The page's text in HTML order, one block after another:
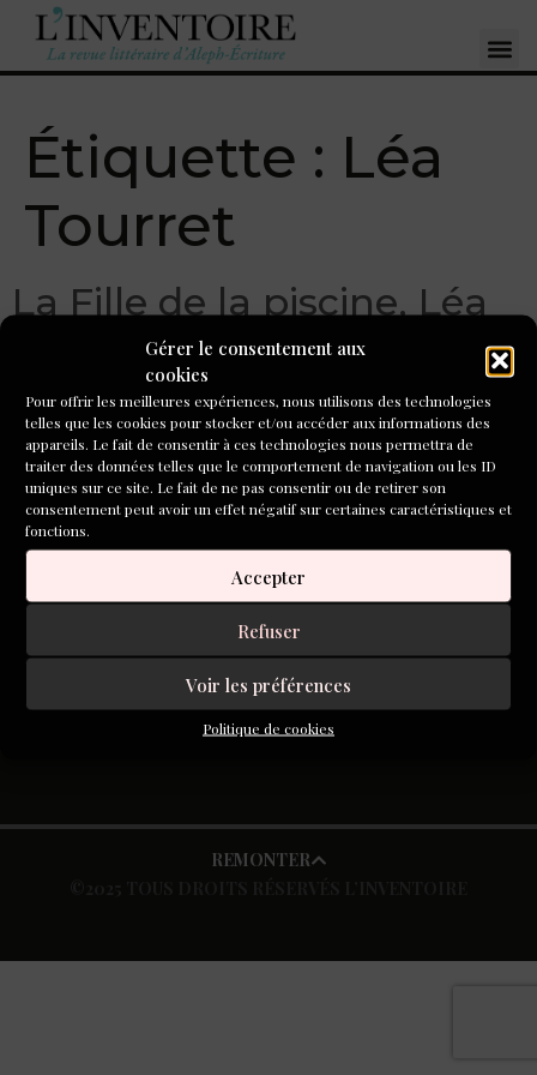
Gérer le consentement aux
cookies
Pour offrir les meilleures expériences, nous utilisons des technologies
telles que les cookies pour stocker et/ou accéder aux informations des
appareils. Le fait de consentir à ces technologies nous permettra de
traiter des données telles que le comportement de navigation ou les ID
uniques sur ce site. Le fait de ne pas consentir ou de retirer son
consentement peut avoir un effet négatif sur certaines caractéristiques et
fonctions.
Accepter
Refuser
Voir les préférences
Politique de cookies
Étiquette : Léa
Tourret
La Fille de la piscine, Léa
Tourret (Gallimard), par
Pierre Ahnne
Elle écrit systématiquement « je m’en rappelle » mais, une
fois n’est pas coutume, on ne peut pas (même moi) lui en
vouloir. Si elle ne le faisait pas, Léa Tourret dérogerait au
parti pris d’hyperréalisme qui est au cœur de son premier
roman.
S'inscrire à la newsletter
REMONTER